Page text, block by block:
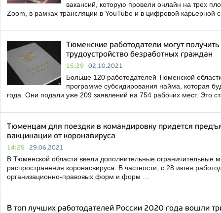
вакансий, которую провели онлайн на трех
Zoom, в рамках трансляции в YouTube и в цифровой карьерной
Тюменские работодатели могут
трудоустройство безработных граждан
15:29 02.10.2021
Больше 120 работодателей Тюменской
программе субсидирования найма, которая
года. Они подали уже 209 заявлений на 754 рабочих мест. Это
Тюменцам для поездки в командировку придется
вакцинации от коронавируса
14:25 29.06.2021
В Тюменской области ввели дополнительные ограничительные
распространения коронасвируса. В частности, с 28 июня
организационно-правовых форм и форм …
В топ лучших работодателей России 2020 года вошли